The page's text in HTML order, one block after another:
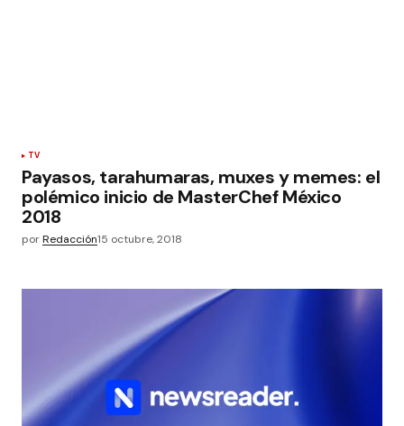
TV
Payasos, tarahumaras, muxes y memes: el
polémico inicio de MasterChef México
2018
porRedacción15 octubre, 2018